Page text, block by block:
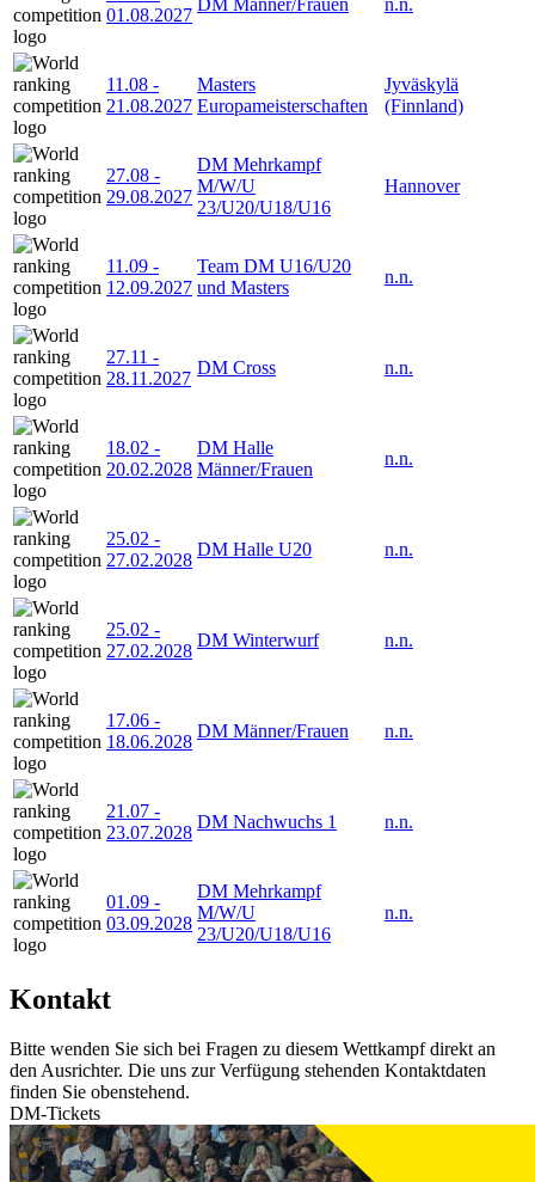
01.08.2027
11.08 -
21.08.2027
Masters
Europameisterschaften
Jyväskylä
(Finnland)
27.08 -
29.08.2027
DM Mehrkampf
M/W/U
23/U20/U18/U16
Hannover
11.09 -
12.09.2027
Team DM U16/U20
und Masters
n.n.
27.11 -
28.11.2027
DM Cross n.n.
18.02 -
20.02.2028
DM Halle
Männer/Frauen
n.n.
25.02 -
27.02.2028
DM Halle U20 n.n.
25.02 -
27.02.2028
DM Winterwurf n.n.
17.06 -
18.06.2028
DM Männer/Frauen n.n.
21.07 -
23.07.2028
DM Nachwuchs 1 n.n.
01.09 -
03.09.2028
DM Mehrkampf
M/W/U
23/U20/U18/U16
n.n.
Kontakt
Bitte wenden Sie sich bei Fragen zu diesem Wettkampf direkt an
den Ausrichter. Die uns zur Verfügung stehenden Kontaktdaten
finden Sie obenstehend.
DM-Tickets